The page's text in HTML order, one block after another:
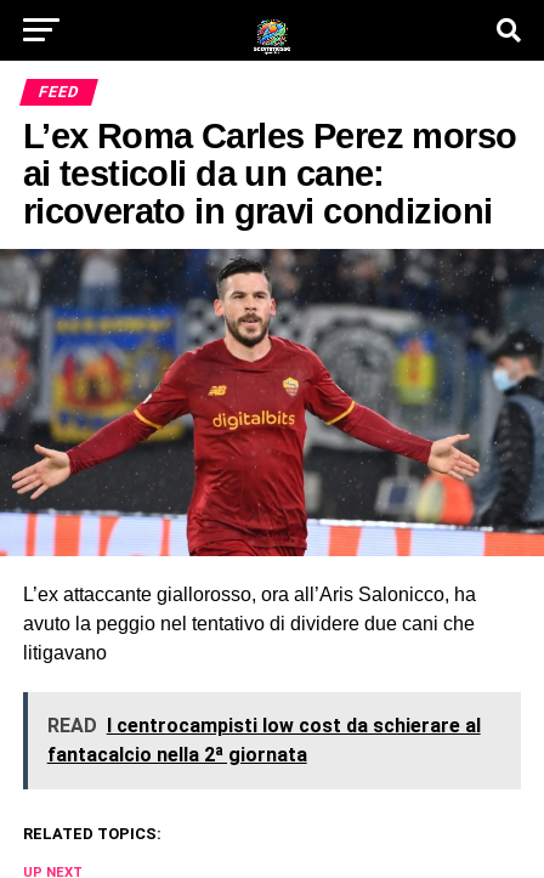
FEED
L’ex Roma Carles Perez morso
ai testicoli da un cane:
ricoverato in gravi condizioni
L’ex attaccante giallorosso, ora all’Aris Salonicco, ha
avuto la peggio nel tentativo di dividere due cani che
litigavano
READ I centrocampisti low cost da schierare al
fantacalcio nella 2ª giornata
RELATED TOPICS:
UP NEXT